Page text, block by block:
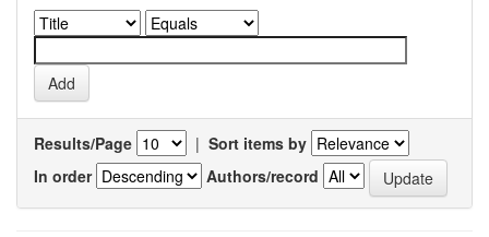
Results/Page | Sort items by
In order
Authors/record